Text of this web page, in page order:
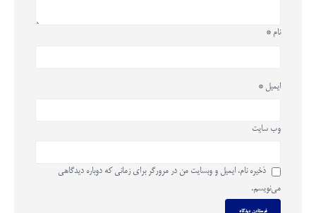
نام *
ایمیل *
وب‌ سایت
ذخیره نام، ایمیل و وبسایت من در مرورگر برای زمانی که دوباره دیدگاهی
می‌نویسم.